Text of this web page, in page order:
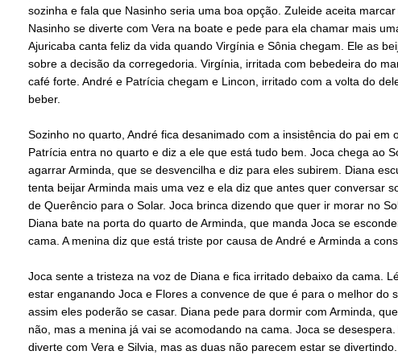
sozinha e fala que Nasinho seria uma boa opção. Zuleide aceita marcar
Nasinho se diverte com Vera na boate e pede para ela chamar mais
Ajuricaba canta feliz da vida quando Virgínia e Sônia chegam. Ele as
sobre a decisão da corregedoria. Virgínia, irritada com bebedeira do
café forte. André e Patrícia chegam e Lincon, irritado com a volta do
beber.
Sozinho no quarto, André fica desanimado com a insistência do pai em
Patrícia entra no quarto e diz a ele que está tudo bem. Joca chega ao
agarrar Arminda, que se desvencilha e diz para eles subirem. Diana
tenta beijar Arminda mais uma vez e ela diz que antes quer conversar
de Querêncio para o Solar. Joca brinca dizendo que quer ir morar no
Diana bate na porta do quarto de Arminda, que manda Joca se
cama. A menina diz que está triste por causa de André e Arminda a
Joca sente a tristeza na voz de Diana e fica irritado debaixo da cama.
estar enganando Joca e Flores a convence de que é para o melhor do
assim eles poderão se casar. Diana pede para dormir com Arminda,
não, mas a menina já vai se acomodando na cama. Joca se
diverte com Vera e Silvia, mas as duas não parecem estar se